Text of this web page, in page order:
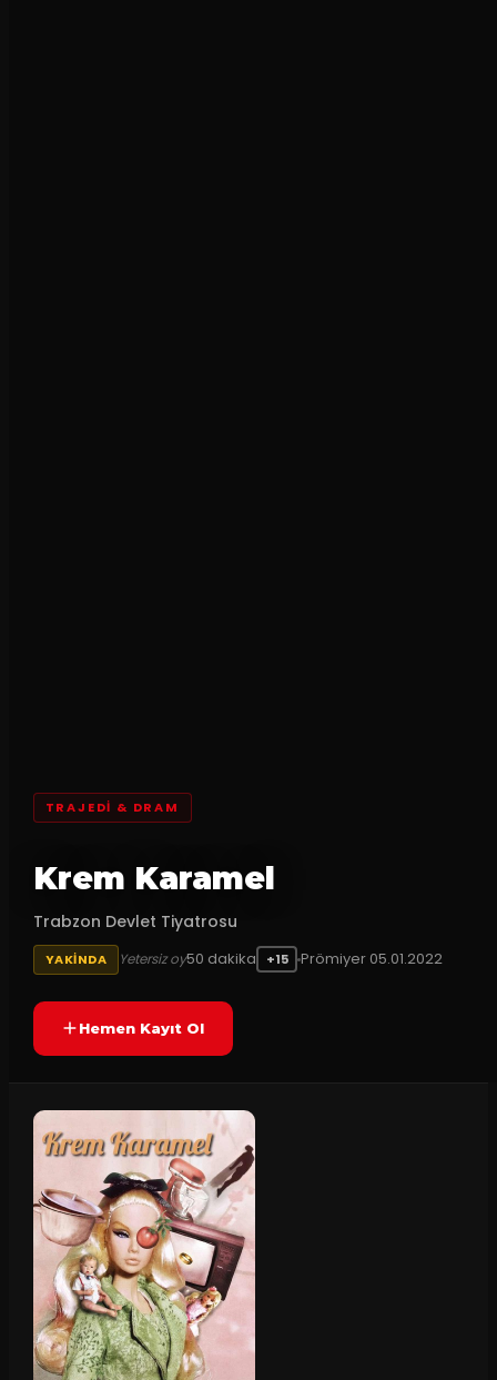
TRAJEDI & DRAM
Krem Karamel
Trabzon Devlet Tiyatrosu
YAKINDA Yetersiz oy50 dakika +15 Prömiyer 05.01.2022
Hemen Kayıt Ol